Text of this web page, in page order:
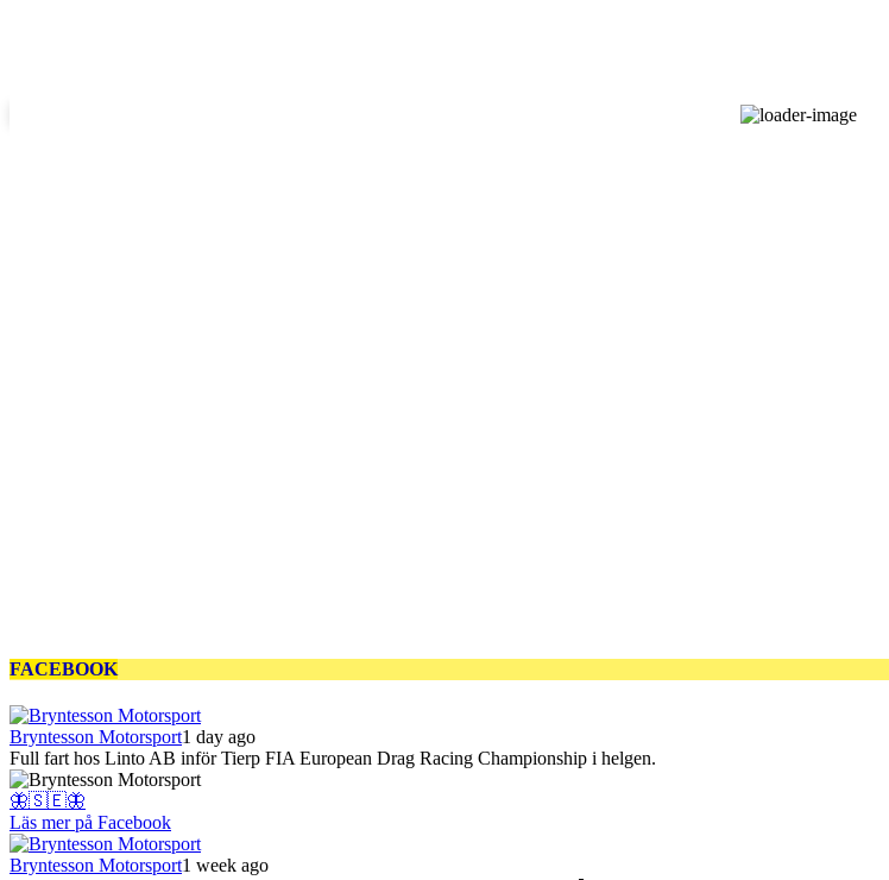
FACEBOOK
Bryntesson Motorsport1 day ago
Full fart hos Linto AB inför Tierp FIA European Drag Racing Championship i helgen.
🦋🇸🇪🦋
Läs mer på Facebook
Bryntesson Motorsport1 week ago